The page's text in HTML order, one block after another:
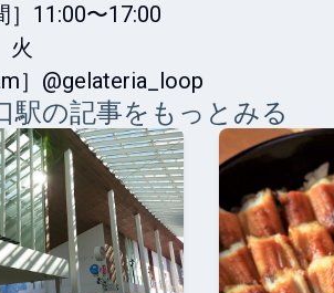
］11:00〜17:00
火
］@gelateria_loop
駅の記事をもっとみる